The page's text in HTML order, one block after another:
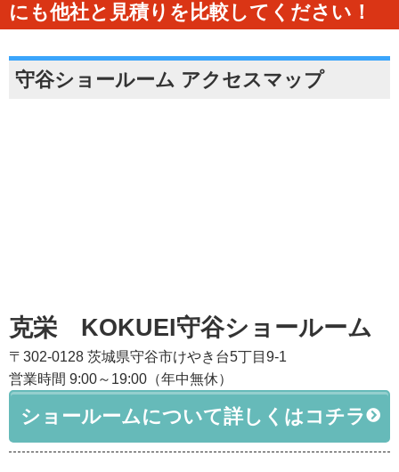
にも他社と見積りを比較してください！
守谷ショールーム アクセスマップ
克栄 KOKUEI守谷ショールーム
〒302-0128 茨城県守谷市けやき台5丁目9-1
営業時間 9:00～19:00（年中無休）
ショールームについて詳しくはコチラ